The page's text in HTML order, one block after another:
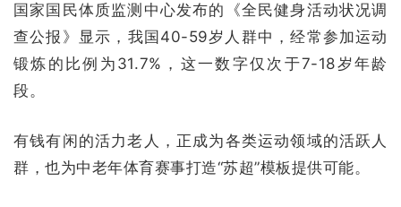
国家国民体质监测中心发布的《全民健身活动状况调
查公报》显示，我国40-59岁人群中，经常参加运动
锻炼的比例为31.7%，这一数字仅次于7-18岁年龄
段。
有钱有闲的活力老人，正成为各类运动领域的活跃人
群，也为中老年体育赛事打造“苏超”模板提供可能。